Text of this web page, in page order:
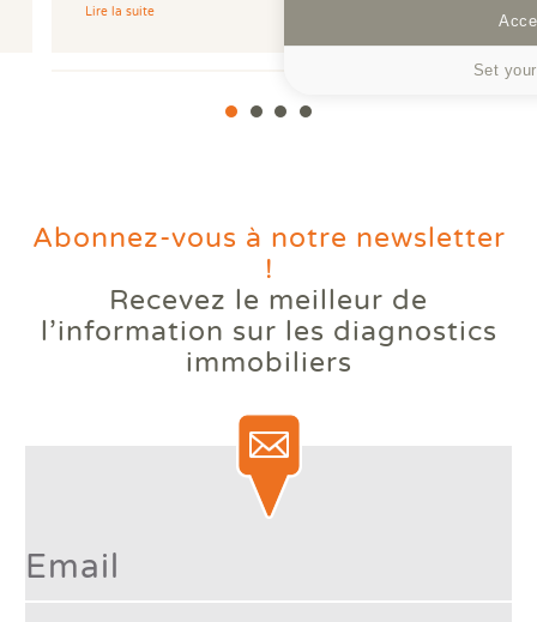
Lire la suite
Votre logement reste trop
chaud l'été ? Comprendre le
phénomène des bouilloires
Abonnez-vous à notre newsletter
!
Recevez le meilleur de
l’information sur les diagnostics
immobiliers
Set